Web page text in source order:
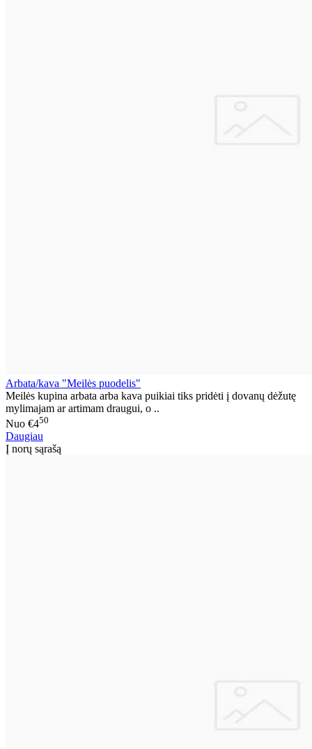
Arbata/kava "Meilės puodelis"
Meilės kupina arbata arba kava puikiai tiks pridėti į dovanų dėžutę
mylimajam ar artimam draugui, o ..
Nuo €450
Daugiau
Į norų sąrašą